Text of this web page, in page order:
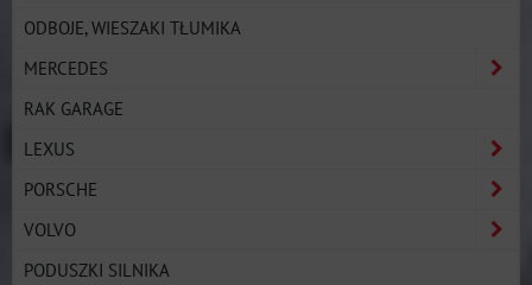
ODBOJE, WIESZAKI TŁUMIKA
MERCEDES
RAK GARAGE
LEXUS
PORSCHE
VOLVO
PODUSZKI SILNIKA